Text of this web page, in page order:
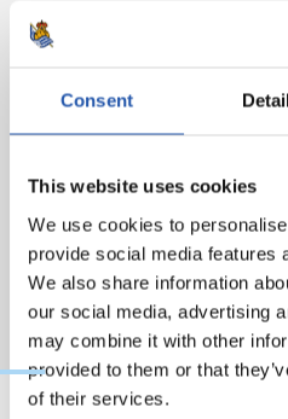
Consent
This website uses cookies
We use cookies to
provide social media features
We also share information
our social media, advertising
may combine it with other
provided to them or that
of their services.